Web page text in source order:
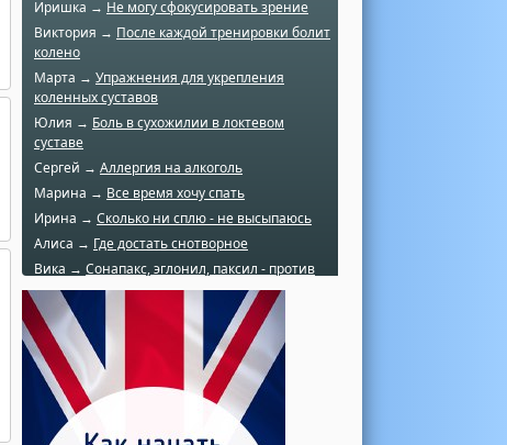
Иришка → Не могу сфокусировать зрение
Виктория → После каждой тренировки болит
колено
Марта → Упражнения для укрепления
коленных суставов
Юлия → Боль в сухожилии в локтевом
суставе
Сергей → Аллергия на алкоголь
Марина → Все время хочу спать
Ирина → Сколько ни сплю - не высыпаюсь
Алиса → Где достать снотворное
Вика → Сонапакс, эглонил, паксил - против
чего?
Катерина →
Боль в колене при нагрузке
Алла →Болят коленные суставы
Паша Щ. →
Боль в коленной чашечке
Ульяна Ф. →Болят и хрустят колени
Артемов Иван →
Болит и опухло колено
Чернов Игорь →Болят суставы при занятиях